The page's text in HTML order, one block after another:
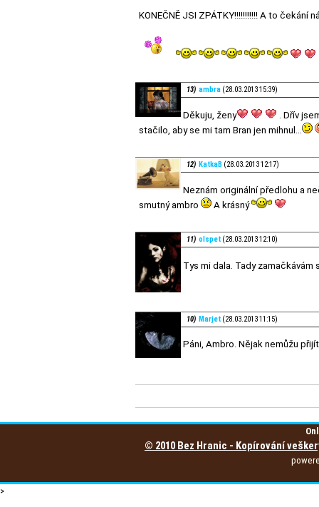
KONEČNĚ JSI ZPÁTKY!!!!!!!!!!! A to čekání
13) ambra (28.03.2013 15:39)
Děkuju, ženy
. Dřív
stačilo, aby se mi tam Bran jen mihnul...
12) KatkaB (28.03.2013 12:17)
Neznám originální předlohu a
smutný ambro
A krásný
11) olspet (28.03.2013 12:10)
Tys mi dala. Tady
10) Marjet (28.03.2013 11:15)
Páni, Ambro. Nějak nemůžu
© 2010 Bez Hranic - Kopírování
>